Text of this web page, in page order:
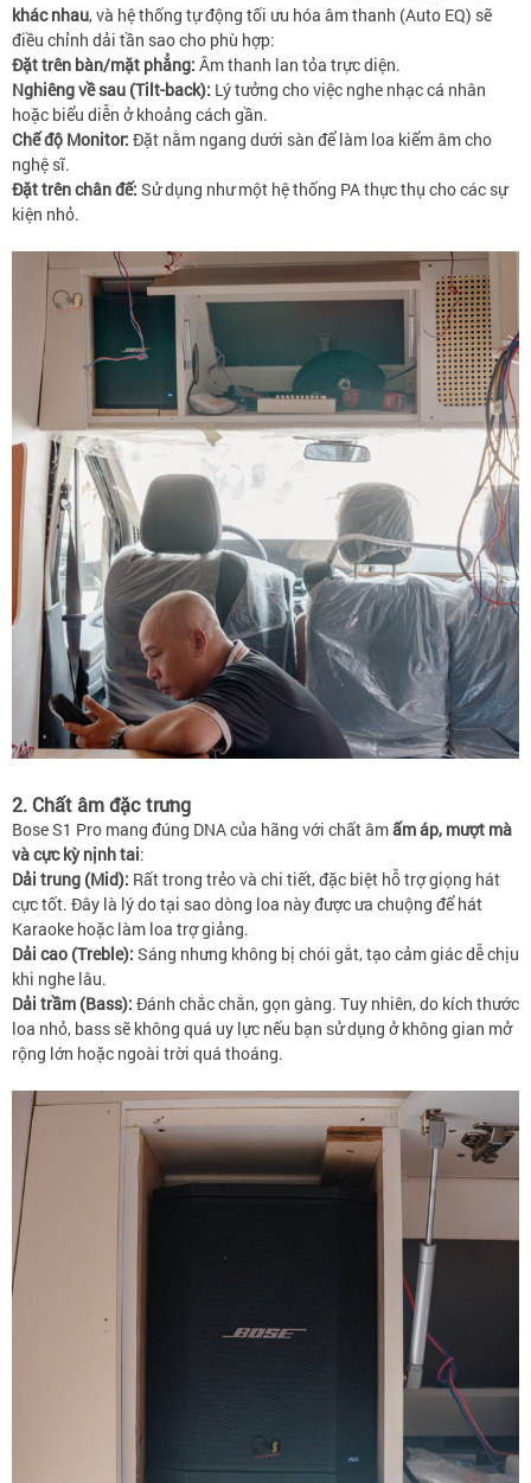
khác nhau, và hệ thống tự động tối ưu hóa âm thanh (Auto EQ) sẽ
điều chỉnh dải tần sao cho phù hợp:
Đặt trên bàn/mặt phẳng: Âm thanh lan tỏa trực diện.
Nghiêng về sau (Tilt-back): Lý tưởng cho việc nghe nhạc cá nhân
hoặc biểu diễn ở khoảng cách gần.
Chế độ Monitor: Đặt nằm ngang dưới sàn để làm loa kiểm âm cho
nghệ sĩ.
Đặt trên chân đế: Sử dụng như một hệ thống PA thực thụ cho các sự
kiện nhỏ.
2. Chất âm đặc trưng
Bose S1 Pro mang đúng DNA của hãng với chất âmấm áp, mượt mà
và cực kỳ nịnh tai:
Dải trung (Mid): Rất trong trẻo và chi tiết, đặc biệt hỗ trợ giọng hát
cực tốt. Đây là lý do tại sao dòng loa này được ưa chuộng để hát
Karaoke hoặc làm loa trợ giảng.
Dải cao (Treble): Sáng nhưng không bị chói gắt, tạo cảm giác dễ chịu
khi nghe lâu.
Dải trầm (Bass): Đánh chắc chắn, gọn gàng. Tuy nhiên, do kích thước
loa nhỏ, bass sẽ không quá uy lực nếu bạn sử dụng ở không gian mở
rộng lớn hoặc ngoài trời quá thoáng.